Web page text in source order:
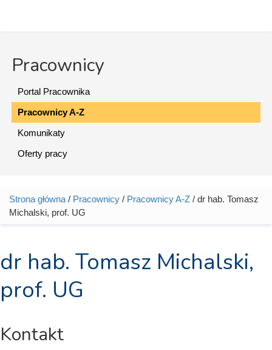
Pracownicy
Portal Pracownika
Pracownicy A-Z
Komunikaty
Oferty pracy
Jesteś tutaj
Strona główna / Pracownicy / Pracownicy A-Z / dr hab. Tomasz
Michalski, prof. UG
dr hab. Tomasz Michalski,
prof. UG
Kontakt